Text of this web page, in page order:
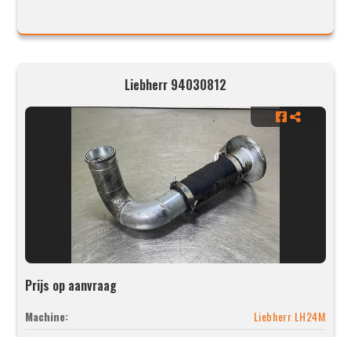
Liebherr 94030812
Prijs op aanvraag
Machine:
Liebherr LH24M